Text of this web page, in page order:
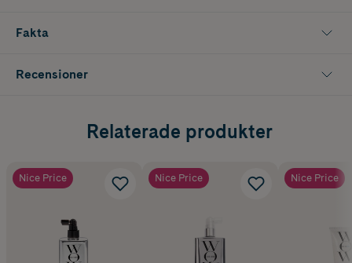
Fakta
Recensioner
Relaterade produkter
Nice Price Nice Price Nice Price